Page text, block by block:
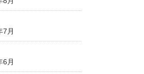
7月
6月